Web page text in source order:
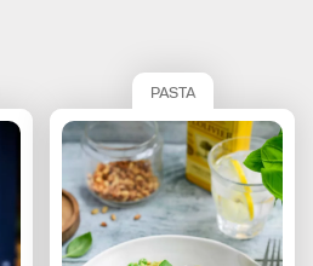
PASTA